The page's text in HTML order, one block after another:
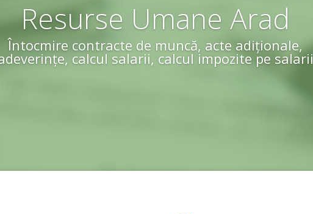
Resurse Umane Arad
Întocmire contracte de muncă, acte adiționale,
calcul salarii, calcul impozite pe salarii